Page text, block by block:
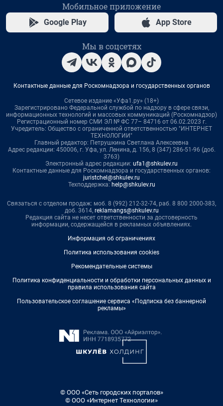
Мобильное приложение
Google Play App Store
Мы в соцсетях
Контактные данные для Роскомнадзора и государственных органов
Сетевое издание «Уфа1.ру» (18+)
Зарегистрировано Федеральной службой по надзору в сфере связи,
информационных технологий и массовых коммуникаций (Роскомнадзор)
Регистрационный номер СМИ ЭЛ № ФС 77– 84716 от 06.02.2023 г.
Учредитель: Общество с ограниченной ответственностью "ИНТЕРНЕТ
ТЕХНОЛОГИИ"
Главный редактор: Петрушкина Светлана Алексеевна
Адрес редакции: 450006, г. Уфа, ул. Ленина, д. 156, 8 (347) 286-51-96 (доб.
3763)
Электронный адрес редакции: ufa1@shkulev.ru
Контактные данные для Роскомнадзора и государственных органов:
juristchel@shkulev.ru
Техподдержка: help@shkulev.ru
Связаться с отделом продаж: моб. 8 (992) 212-32-74, раб. 8 800 2000-383,
доб. 3614, reklamangs@shkulev.ru
Редакция сайта не несет ответственности за достоверность
информации, содержащейся в рекламных объявлениях.
Информация об ограничениях
Политика использования cookies
Рекомендательные системы
Политика конфиденциальности и обработки персональных данных и
правила использования сайта
Пользовательское соглашение сервиса «Подписка без баннерной
рекламы»
© ООО «Сеть городских порталов»
© ООО «Интернет Технологии»